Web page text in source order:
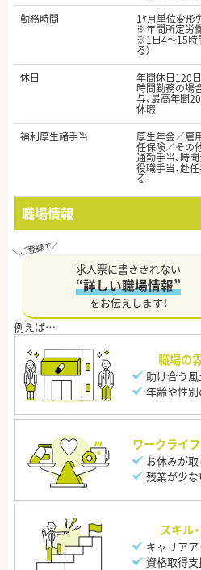
勤務時間
1ｹ月単位変形
※年間所定労
※1日4～15時
る）
休日
年間休日120
時間勤務の場
与、最高年間
休暇
福利厚生諸手当
厚生年金／雇
任保険／その
通勤手当、時
役職手当、
る
職場情報
求人票に書ききれない
“詳しい職場情報”
をお伝えします！
職場の
助け合う
年齢や性
ワークライ
お休みが
残業が少な
スキル
キャリア
資格取得